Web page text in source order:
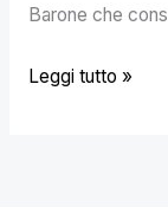
Barone che
Baranello
Leggi tutto »